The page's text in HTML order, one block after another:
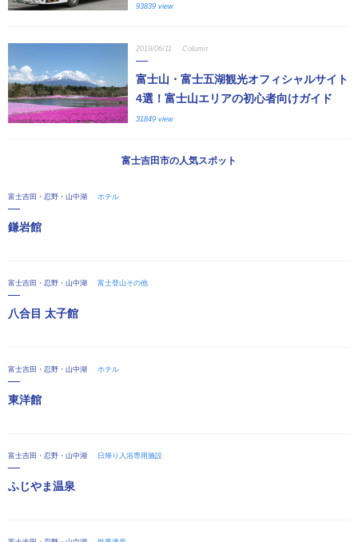
93839 view
2019/06/11 Column
富士山・富士五湖観光オフィシャルサイト
4選！富士山エリアの初心者向けガイド
31849 view
富士吉田市の人気スポット
富士吉田・忍野・山中湖 ホテル
鎌岩館
富士吉田・忍野・山中湖 富士登山その他
八合目 太子館
富士吉田・忍野・山中湖 ホテル
東洋館
富士吉田・忍野・山中湖 日帰り入浴専用施設
ふじやま温泉